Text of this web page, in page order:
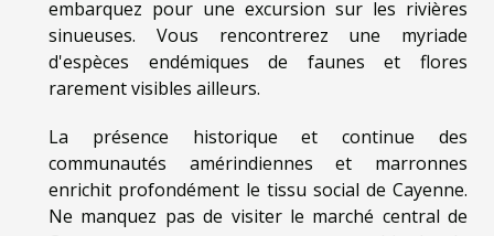
embarquez pour une excursion sur les rivières
sinueuses. Vous rencontrerez une myriade
d'espèces endémiques de faunes et flores
rarement visibles ailleurs.
La présence historique et continue des
communautés amérindiennes et marronnes
enrichit profondément le tissu social de Cayenne.
Ne manquez pas de visiter le marché central de